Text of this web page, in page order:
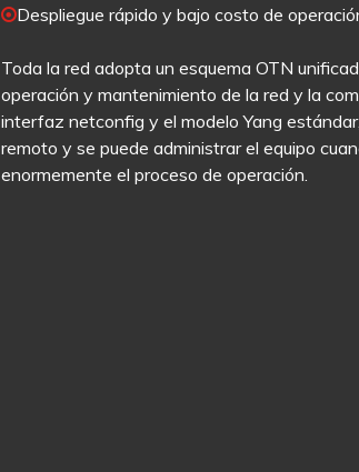
Despliegue rápido y bajo costo de
Toda la red adopta un esquema OTN
operación y mantenimiento de la red y la
interfaz netconfig y el modelo Yang
remoto y se puede administrar el equipo
enormemente el proceso de operación.